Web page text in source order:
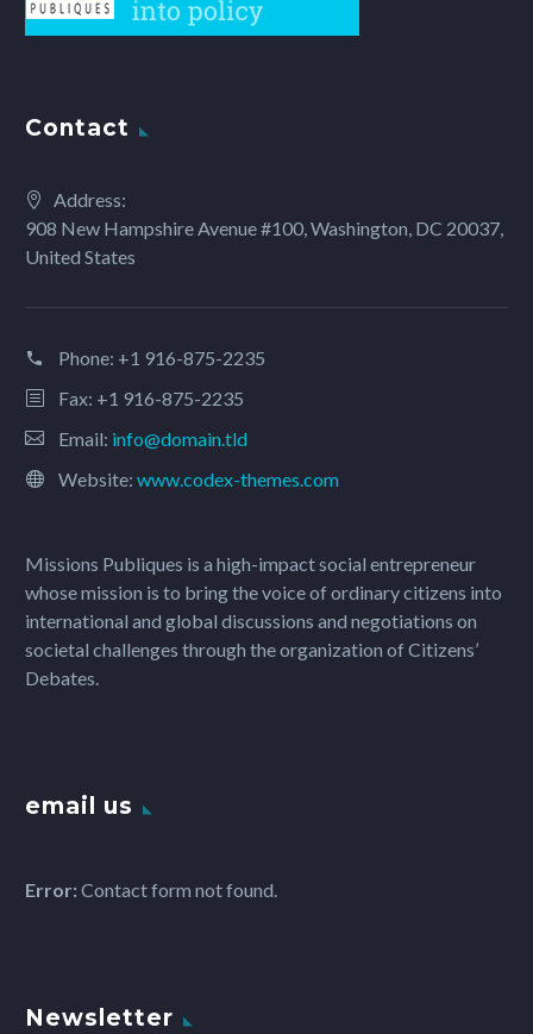
Contact
Address:
908 New Hampshire Avenue #100, Washington, DC 20037,
United States
Phone: +1 916-875-2235
Fax: +1 916-875-2235
Email: info@domain.tld
Website: www.codex-themes.com
Missions Publiques is a high-impact social entrepreneur
whose mission is to bring the voice of ordinary citizens into
international and global discussions and negotiations on
societal challenges through the organization of Citizens’
Debates.
email us
Error:Contact form not found.
Newsletter